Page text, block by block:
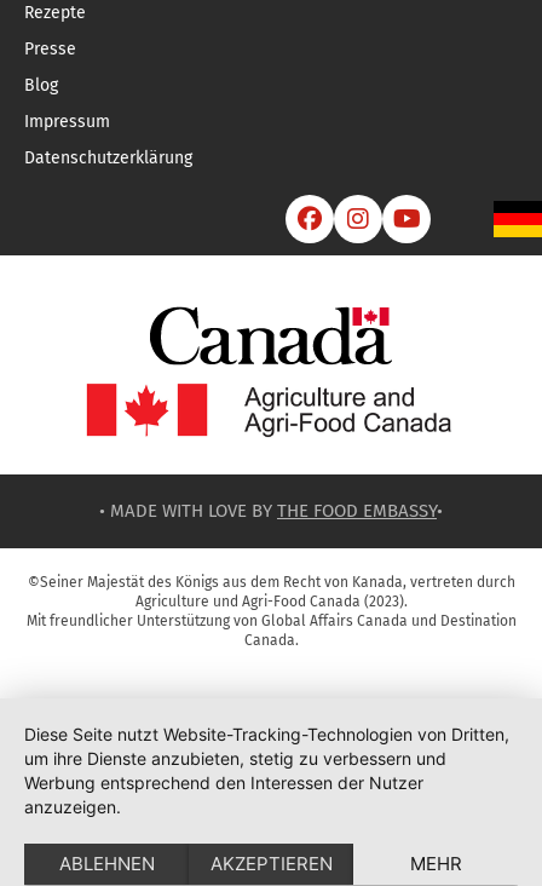
Rezepte
Presse
Blog
Impressum
Datenschutzerklärung
  
• MADE WITH LOVE BY THE FOOD EMBASSY•
©Seiner Majestät des Königs aus dem Recht von Kanada, vertreten durch
Agriculture und Agri-Food Canada (2023).
Mit freundlicher Unterstützung von Global Affairs Canada und Destination
Canada.
Diese Seite nutzt Website-Tracking-Technologien von Dritten,
um ihre Dienste anzubieten, stetig zu verbessern und
Werbung entsprechend den Interessen der Nutzer
anzuzeigen.
ABLEHNEN AKZEPTIEREN MEHR